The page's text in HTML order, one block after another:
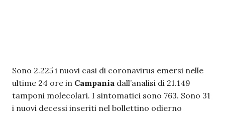
Sono 2.225 i nuovi casi di coronavirus emersi nelle
ultime 24 ore in Campania dall’analisi di 21.149
tamponi molecolari. I sintomatici sono 763. Sono 31
i nuovi decessi inseriti nel bollettino odierno